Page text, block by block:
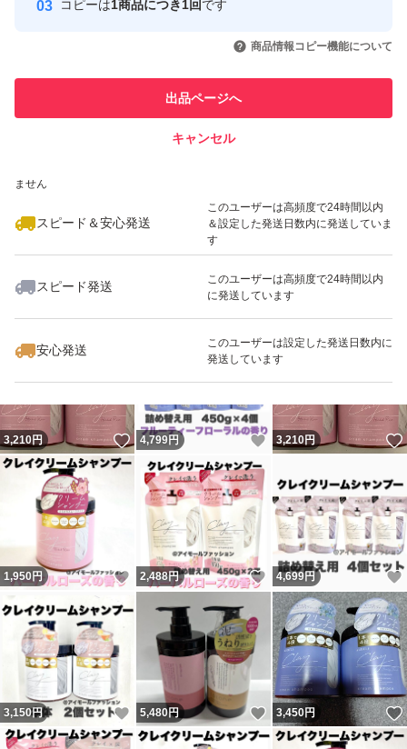
引を完了させた実績があります
での取引実績があります
ません
スピード＆安心発送
このユーザーは高頻度で24時間以内
＆設定した発送日数内に発送していま
す
スピード発送
このユーザーは高頻度で24時間以内
に発送しています
安心発送
このユーザーは設定した発送日数内に
発送しています
コピーは1商品につき1回です
商品情報コピー機能について
出品ページへ
キャンセル
いいね！
7,300
3,210円 いいね！
4,799円 いいね！
3,210円
1,950円 いいね！
2,488円 いいね！
4,699円
3,150円 いいね！
5,480円 いいね！
3,450円